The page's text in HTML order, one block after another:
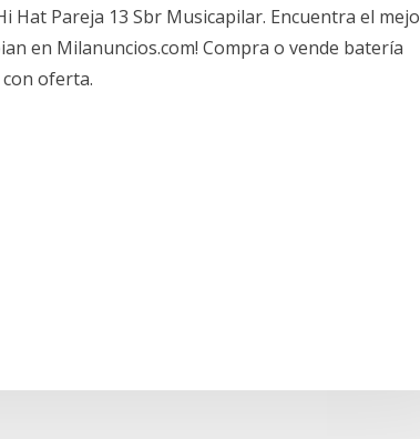
Hat Pareja 13 Sbr Musicapilar. Encuentra el
en Milanuncios.com! Compra o vende batería
oferta.